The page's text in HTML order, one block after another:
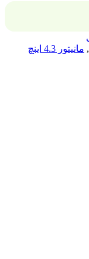
, مانیتور 4.3 اینچ